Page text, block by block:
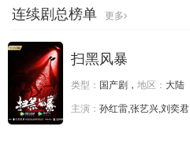
连续剧总榜单 更多
扫黑风暴
类型： 国产剧， 地区： 大陆
主演： 孙红雷,张艺兴,刘奕君,